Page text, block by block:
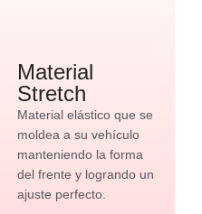
Material
Stretch
Material elástico que se
moldea a su vehículo
manteniendo la forma
del frente y logrando un
ajuste perfecto.